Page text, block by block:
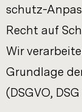
schutz-​
Recht auf
Wir
Grund­la­ge
(DSGVO,